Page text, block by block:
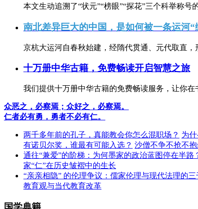
本文生动追溯了“状元”“榜眼”“探花”三个科举称号
南北差异巨大的中国，是如何被一条运河“
京杭大运河自春秋始建，经隋代贯通、元代取直
十万册中华古籍，免费畅读开启智慧之旅
我们提供十万册中华古籍的免费畅读服务，让你
众恶之，必察焉；众好之，必察焉。
仁者必有勇，勇者不必有仁。
两千多年前的孔子，真能教会你怎么混职场？ 为
有诺贝尔奖，谁最有可能入选？ 沙僧不争不抢不
通往“兼爱”的阶梯：为何墨家的政治蓝图停在半路
家“仁”在历史皱褶中的生长
“亲亲相隐” 的伦理争议：儒家伦理与现代法理的
教育观与当代教育改革
国学典籍